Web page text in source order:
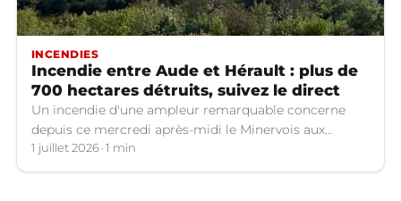
INCENDIES
Incendie entre Aude et Hérault : plus de
700 hectares détruits, suivez le direct
Un incendie d'une ampleur remarquable concerne
depuis ce mercredi après-midi le Minervois aux
confins de l'Aude et de l'Hérault.
1 juillet 2026 1 min